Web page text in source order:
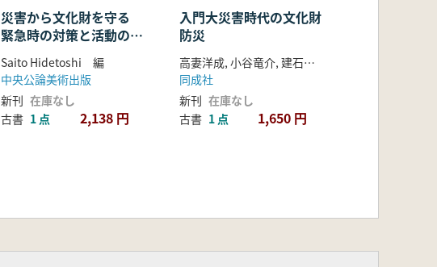
災害から文化財を守る
緊急時の対策と活動の指
針 全文英語版
Saito Hidetoshi 編
中央公論美術出版
新刊 在庫なし
古書 1 点 2,138 円
入門大災害時代の文化財
防災
高妻洋成, 小谷竜介, 建石徹 編
同成社
新刊 在庫なし
古書 1 点 1,650 円